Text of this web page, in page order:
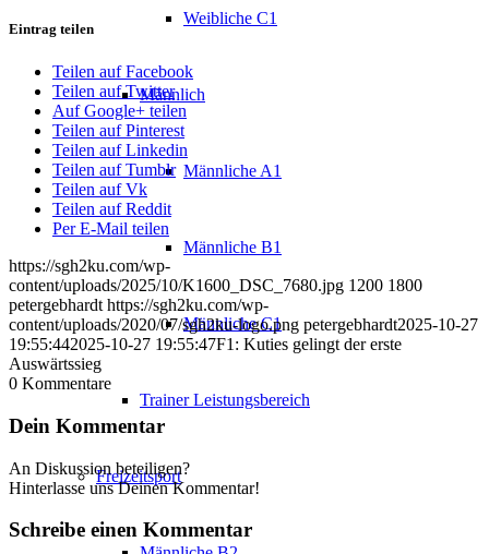
Weibliche C1
Männlich
Männliche A1
Männliche B1
Männliche C1
Trainer Leistungsbereich
Freizeitsport
Eintrag teilen
Teilen auf Facebook
Teilen auf Twitter
Auf Google+ teilen
Teilen auf Pinterest
Teilen auf Linkedin
Teilen auf Tumblr
Teilen auf Vk
Teilen auf Reddit
Per E-Mail teilen
https://sgh2ku.com/wp-
content/uploads/2025/10/K1600_DSC_7680.jpg 1200 1800
petergebhardt https://sgh2ku.com/wp-
content/uploads/2020/07/sgh2ku-logo.png petergebhardt2025-10-27
19:55:442025-10-27 19:55:47F1: Kuties gelingt der erste
Auswärtssieg
0 Kommentare
Dein Kommentar
An Diskussion beteiligen?
Hinterlasse uns Deinen Kommentar!
Schreibe einen Kommentar